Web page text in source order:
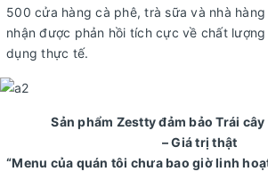
500 cửa hàng cà phê, trà sữa và nhà
nhận được phản hồi tích cực về chất
dụng thực tế.
Sản phẩm Zestty đảm bảo Trái
– Giá trị thật
“Menu của quán tôi chưa bao giờ linh